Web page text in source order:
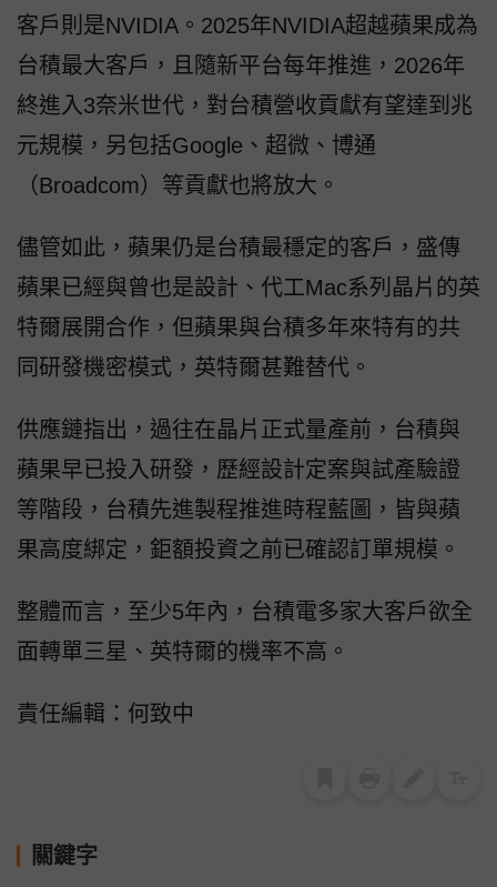
客戶則是NVIDIA。2025年NVIDIA超越蘋果成為
台積最大客戶，且隨新平台每年推進，2026年
終進入3奈米世代，對台積營收貢獻有望達到兆
元規模，另包括Google、超微、博通
（Broadcom）等貢獻也將放大。
儘管如此，蘋果仍是台積最穩定的客戶，盛傳
蘋果已經與曾也是設計、代工Mac系列晶片的英
特爾展開合作，但蘋果與台積多年來特有的共
同研發機密模式，英特爾甚難替代。
供應鏈指出，過往在晶片正式量產前，台積與
蘋果早已投入研發，歷經設計定案與試產驗證
等階段，台積先進製程推進時程藍圖，皆與蘋
果高度綁定，鉅額投資之前已確認訂單規模。
整體而言，至少5年內，台積電多家大客戶欲全
面轉單三星、英特爾的機率不高。
責任編輯：何致中
關鍵字